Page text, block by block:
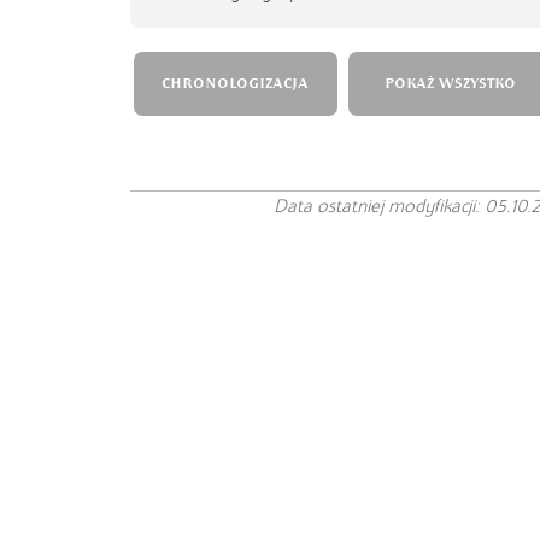
CHRONOLOGIZACJA POKAŻ WSZYSTKO
Data ostatniej modyfikacji: